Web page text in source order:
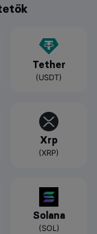
Tether
(USDT)
Xrp
(XRP)
Solana
(SOL)